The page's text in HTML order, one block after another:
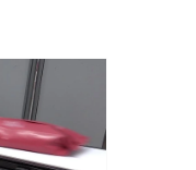
o
conteúdo